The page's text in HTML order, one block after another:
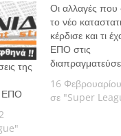
της
ΕΠΟ
Οι αλλαγές που
το νέο
κέρδισε και τι
ΕΠΟ στις
16
σε "Super